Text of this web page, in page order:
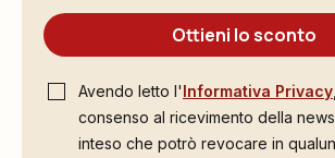
Ottieni lo sconto
Avendo letto l'Informativa Privacy
consenso al ricevimento della
inteso che potrò revocare in